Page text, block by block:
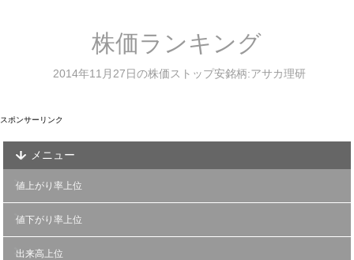
株価ランキング
2014年11月27日の株価ストップ安銘柄:アサカ理研
スポンサーリンク
メニュー
値上がり率上位
値下がり率上位
出来高上位